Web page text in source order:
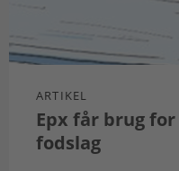
ARTIKEL
Epx får brug
fodslag